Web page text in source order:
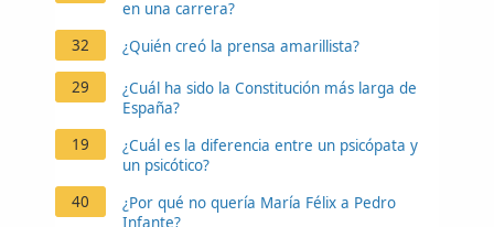
en una carrera?
32
¿Quién creó la prensa amarillista?
29
¿Cuál ha sido la Constitución más larga de
España?
19
¿Cuál es la diferencia entre un psicópata y
un psicótico?
40
¿Por qué no quería María Félix a Pedro
Infante?